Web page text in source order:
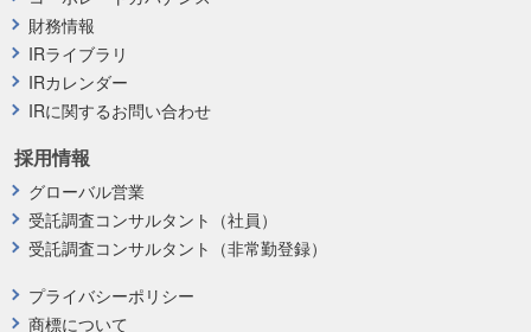
プライバシーポリシー
商標について
採用情報
グローバル営業
受託調査コンサルタント（社員）
受託調査コンサルタント（非常勤登録）
財務情報
IRライブラリ
IRカレンダー
IRに関するお問い合わせ